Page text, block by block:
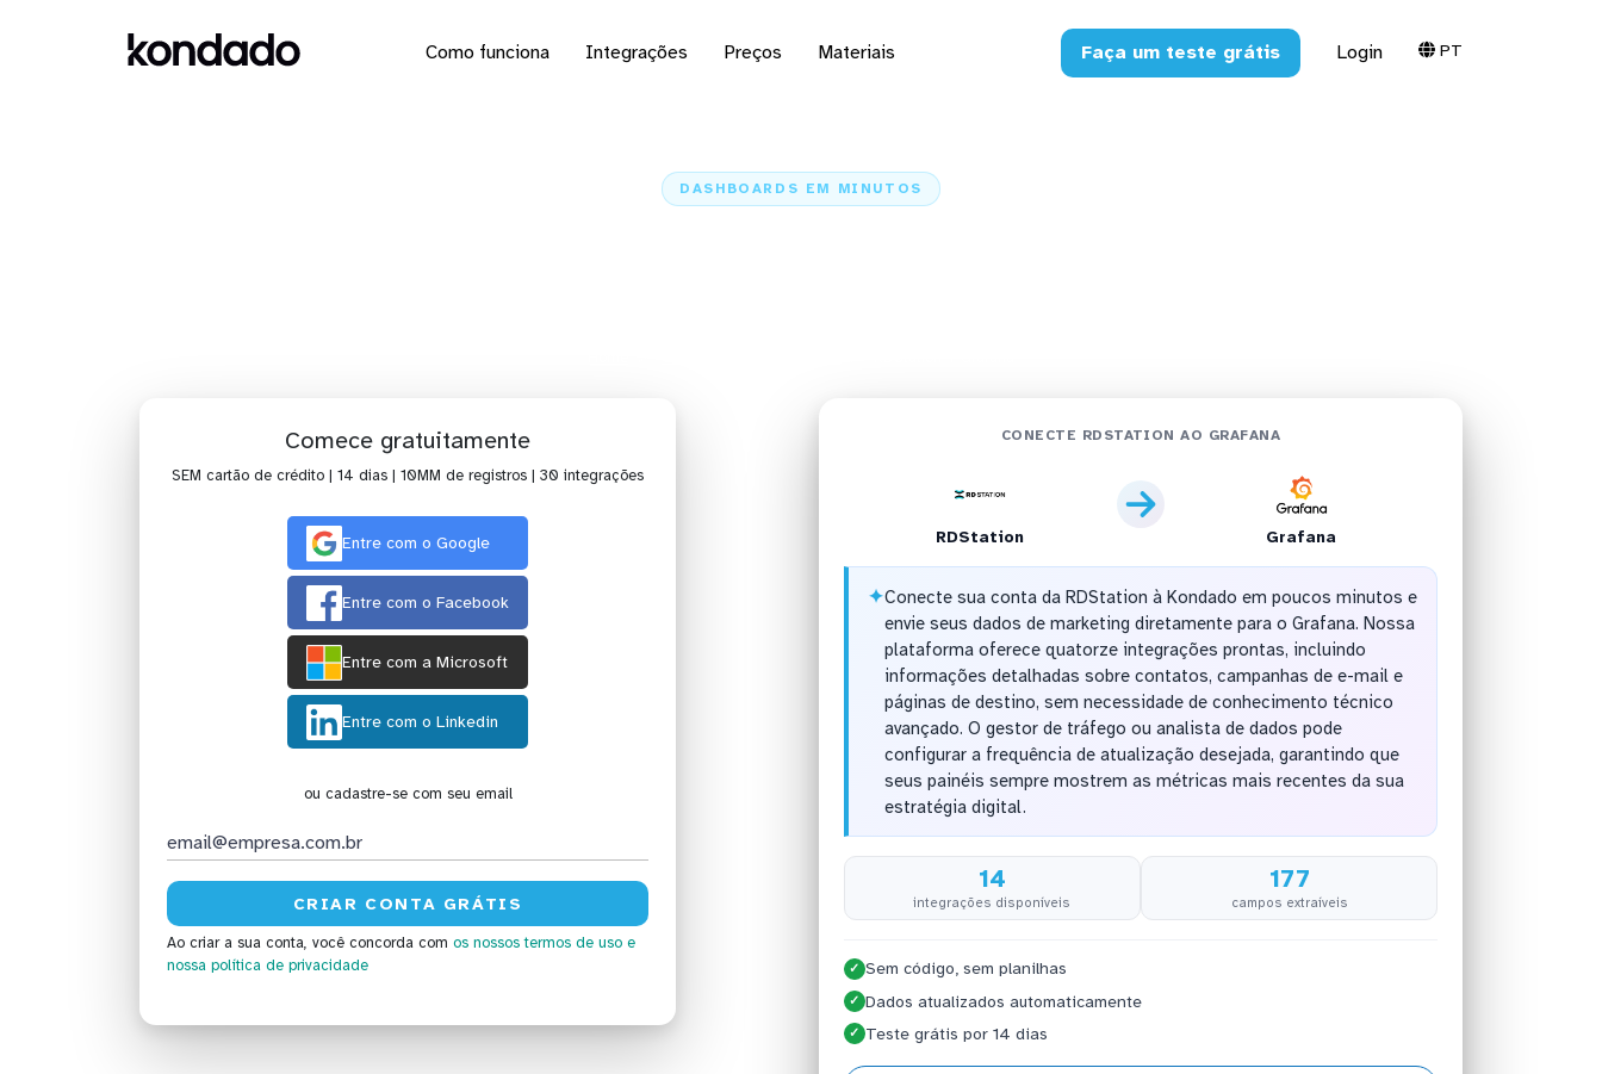
Como funciona Integrações Preços Materiais Faça um teste grátis Login PT
DASHBOARDS EM MINUTOS
Comece gratuitamente
SEM cartão de crédito | 14 dias | 10MM de registros | 30 integrações
Entre com o Google
Entre com o Facebook
Entre com a Microsoft
Entre com o Linkedin
ou cadastre-se com seu email
Ao criar a sua conta, você concorda com os nossos termos de uso e
nossa política de privacidade
CONECTE RDSTATION AO GRAFANA
RDStation Grafana
✦Conecte sua conta da RDStation à Kondado em poucos minutos e
envie seus dados de marketing diretamente para o Grafana. Nossa
plataforma oferece quatorze integrações prontas, incluindo
informações detalhadas sobre contatos, campanhas de e-mail e
páginas de destino, sem necessidade de conhecimento técnico
avançado. O gestor de tráfego ou analista de dados pode
configurar a frequência de atualização desejada, garantindo que
seus painéis sempre mostrem as métricas mais recentes da sua
estratégia digital.
14
integrações disponíveis
177
campos extraíveis
✓ Sem código, sem planilhas
✓ Dados atualizados automaticamente
✓ Teste grátis por 14 dias